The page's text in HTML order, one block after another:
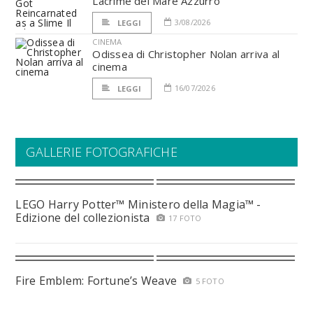
LEGGI
3/08/2026
CINEMA
Odissea di Christopher Nolan arriva al
cinema
LEGGI 16/07/2026
GALLERIE FOTOGRAFICHE
LEGO Harry Potter™ Ministero della Magia™ -
Edizione del collezionista
17 FOTO
Fire Emblem: Fortune’s Weave 5 FOTO